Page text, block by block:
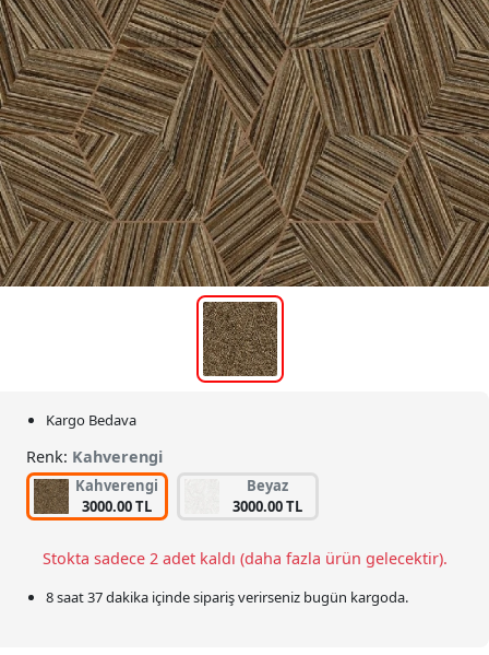
Kargo Bedava
Renk: Kahverengi
Kahverengi
3000.00 TL
Beyaz
3000.00 TL
Stokta sadece 2 adet kaldı (daha fazla ürün gelecektir).
8 saat 37 dakika içinde sipariş verirseniz bugün kargoda.